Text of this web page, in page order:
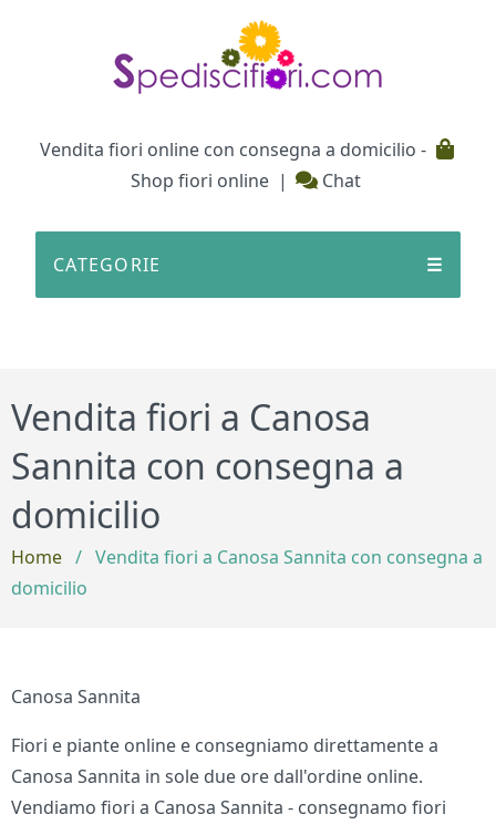
Vendita fiori online con consegna a domicilio -
Shop fiori online | Chat
CATEGORIE ☰
Vendita fiori a Canosa
Sannita con consegna a
domicilio
Home / Vendita fiori a Canosa Sannita con consegna a
domicilio
Canosa Sannita
Fiori e piante online e consegniamo direttamente a
Canosa Sannita in sole due ore dall'ordine online.
Vendiamo fiori a Canosa Sannita - consegnamo fiori